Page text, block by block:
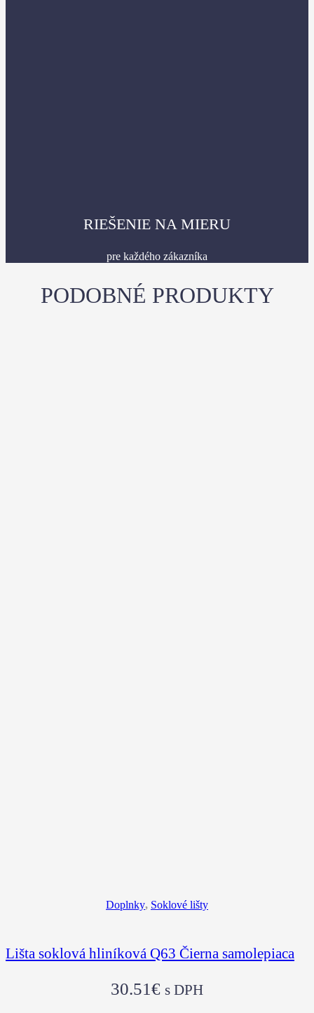
RIEŠENIE NA MIERU
pre každého zákazníka
PODOBNÉ PRODUKTY
Doplnky, Soklové lišty
Lišta soklová hliníková Q63 Čierna samolepiaca
30.51€ s DPH